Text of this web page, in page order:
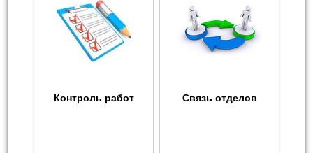
Контроль работ Связь отделов